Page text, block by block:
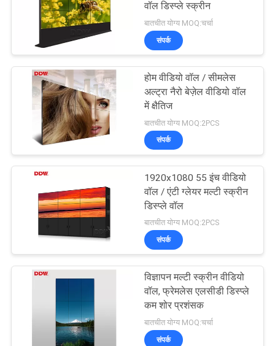
वॉल डिस्प्ले स्क्रीन
बातचीत योग्य MOQ:चर्चा
संपर्क
होम वीडियो वॉल / सीमलेस
अल्ट्रा नैरो बेज़ेल वीडियो वॉल
में क्षैतिज
बातचीत योग्य MOQ:2PCS
संपर्क
1920x1080 55 इंच वीडियो
वॉल / एंटी ग्लेयर मल्टी स्क्रीन
डिस्प्ले वॉल
बातचीत योग्य MOQ:2PCS
संपर्क
विज्ञापन मल्टी स्क्रीन वीडियो
वॉल, फ्रेमलेस एलसीडी डिस्प्ले
कम शोर प्रशंसक
बातचीत योग्य MOQ:चर्चा
संपर्क